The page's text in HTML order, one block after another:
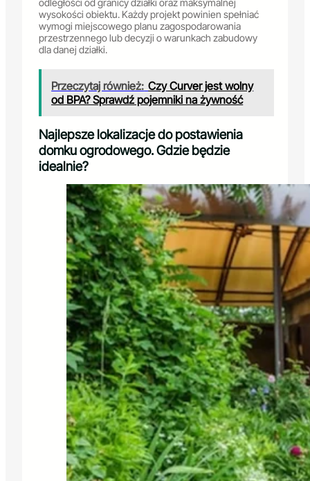
odległości od granicy działki oraz maksymalnej
wysokości obiektu. Każdy projekt powinien spełniać
wymogi miejscowego planu zagospodarowania
przestrzennego lub decyzji o warunkach zabudowy
dla danej działki.
Przeczytaj również: Czy Curver jest wolny
od BPA? Sprawdź pojemniki na żywność
Najlepsze lokalizacje do postawienia
domku ogrodowego. Gdzie będzie
idealnie?